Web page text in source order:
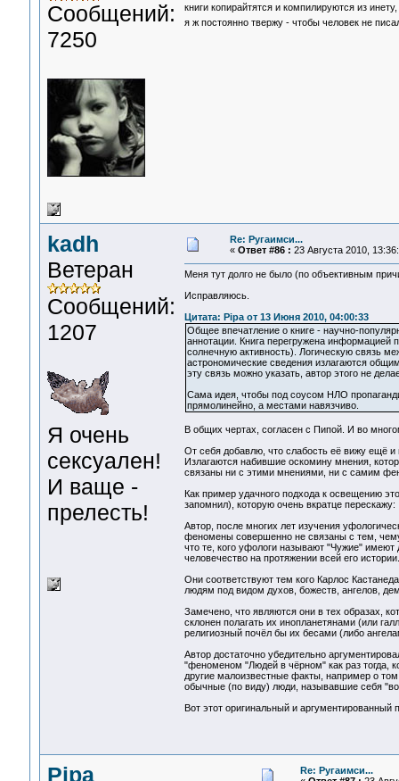
Сообщений:
7250
книги копирайтятся и компилируются из
я ж постоянно твержу - чтобы человек не
kadh
Ветеран
Сообщений:
1207
Я очень
сексуален!
И ваще -
прелесть!
Re: Ругаимси...
« Ответ #86 : 23 Августа 2010,
Меня тут долго не было (по объективным
Исправляюсь.
Цитата: Pipa от 13 Июня 2010, 04:00:33
Общее впечатление о книге - научно-
аннотации. Книга перегружена
солнечную активность). Логическую связь
астрономические сведения излагаются
эту связь можно указать, автор этого не
Сама идея, чтобы под соусом НЛО
прямолинейно, а местами навязчиво.
В общих чертах, согласен с Пипой. И во
От себя добавлю, что слабость её вижу ещё и
Излагаются набившие оскомину мнения,
связаны ни с этими мнениями, ни с самим
Как пример удачного подхода к освещению
запомнил), которую очень вкратце перескажу:
Автор, после многих лет изучения
феномены совершенно не связаны с тем,
что те, кого уфологи называют "Чужие"
человечество на протяжении всей его
Они соответствуют тем кого Карлос
людям под видом духов, божеств, ангелов,
Замечено, что являются они в тех образах,
склонен полагать их инопланетянами (или
религиозный почёл бы их бесами (либо
Автор достаточно убедительно
"феноменом "Людей в чёрном" как раз тогда,
другие малоизвестные факты, например о
обычные (по виду) люди, называвшие себя
Вот этот оригинальный и
Pipa
Re: Ругаимси...